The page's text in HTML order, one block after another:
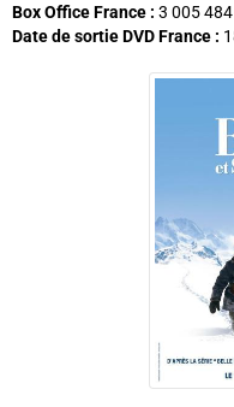
Box Office France : 3 005
Date de sortie DVD France :